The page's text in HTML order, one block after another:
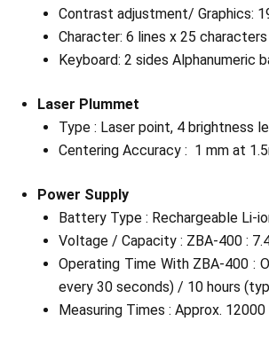
Contrast adjustment/ Graphics:
Character: 6 lines x 25 characters
Keyboard: 2 sides Alphanumeric
Laser Plummet
Type : Laser point, 4 brightness
Centering Accuracy : 1 mm at
Power Supply
Battery Type : Rechargeable Li-
Voltage / Capacity : ZBA-400 :
Operating Time With ZBA-400 :
every 30 seconds) / 10 hours
Measuring Times : Approx.